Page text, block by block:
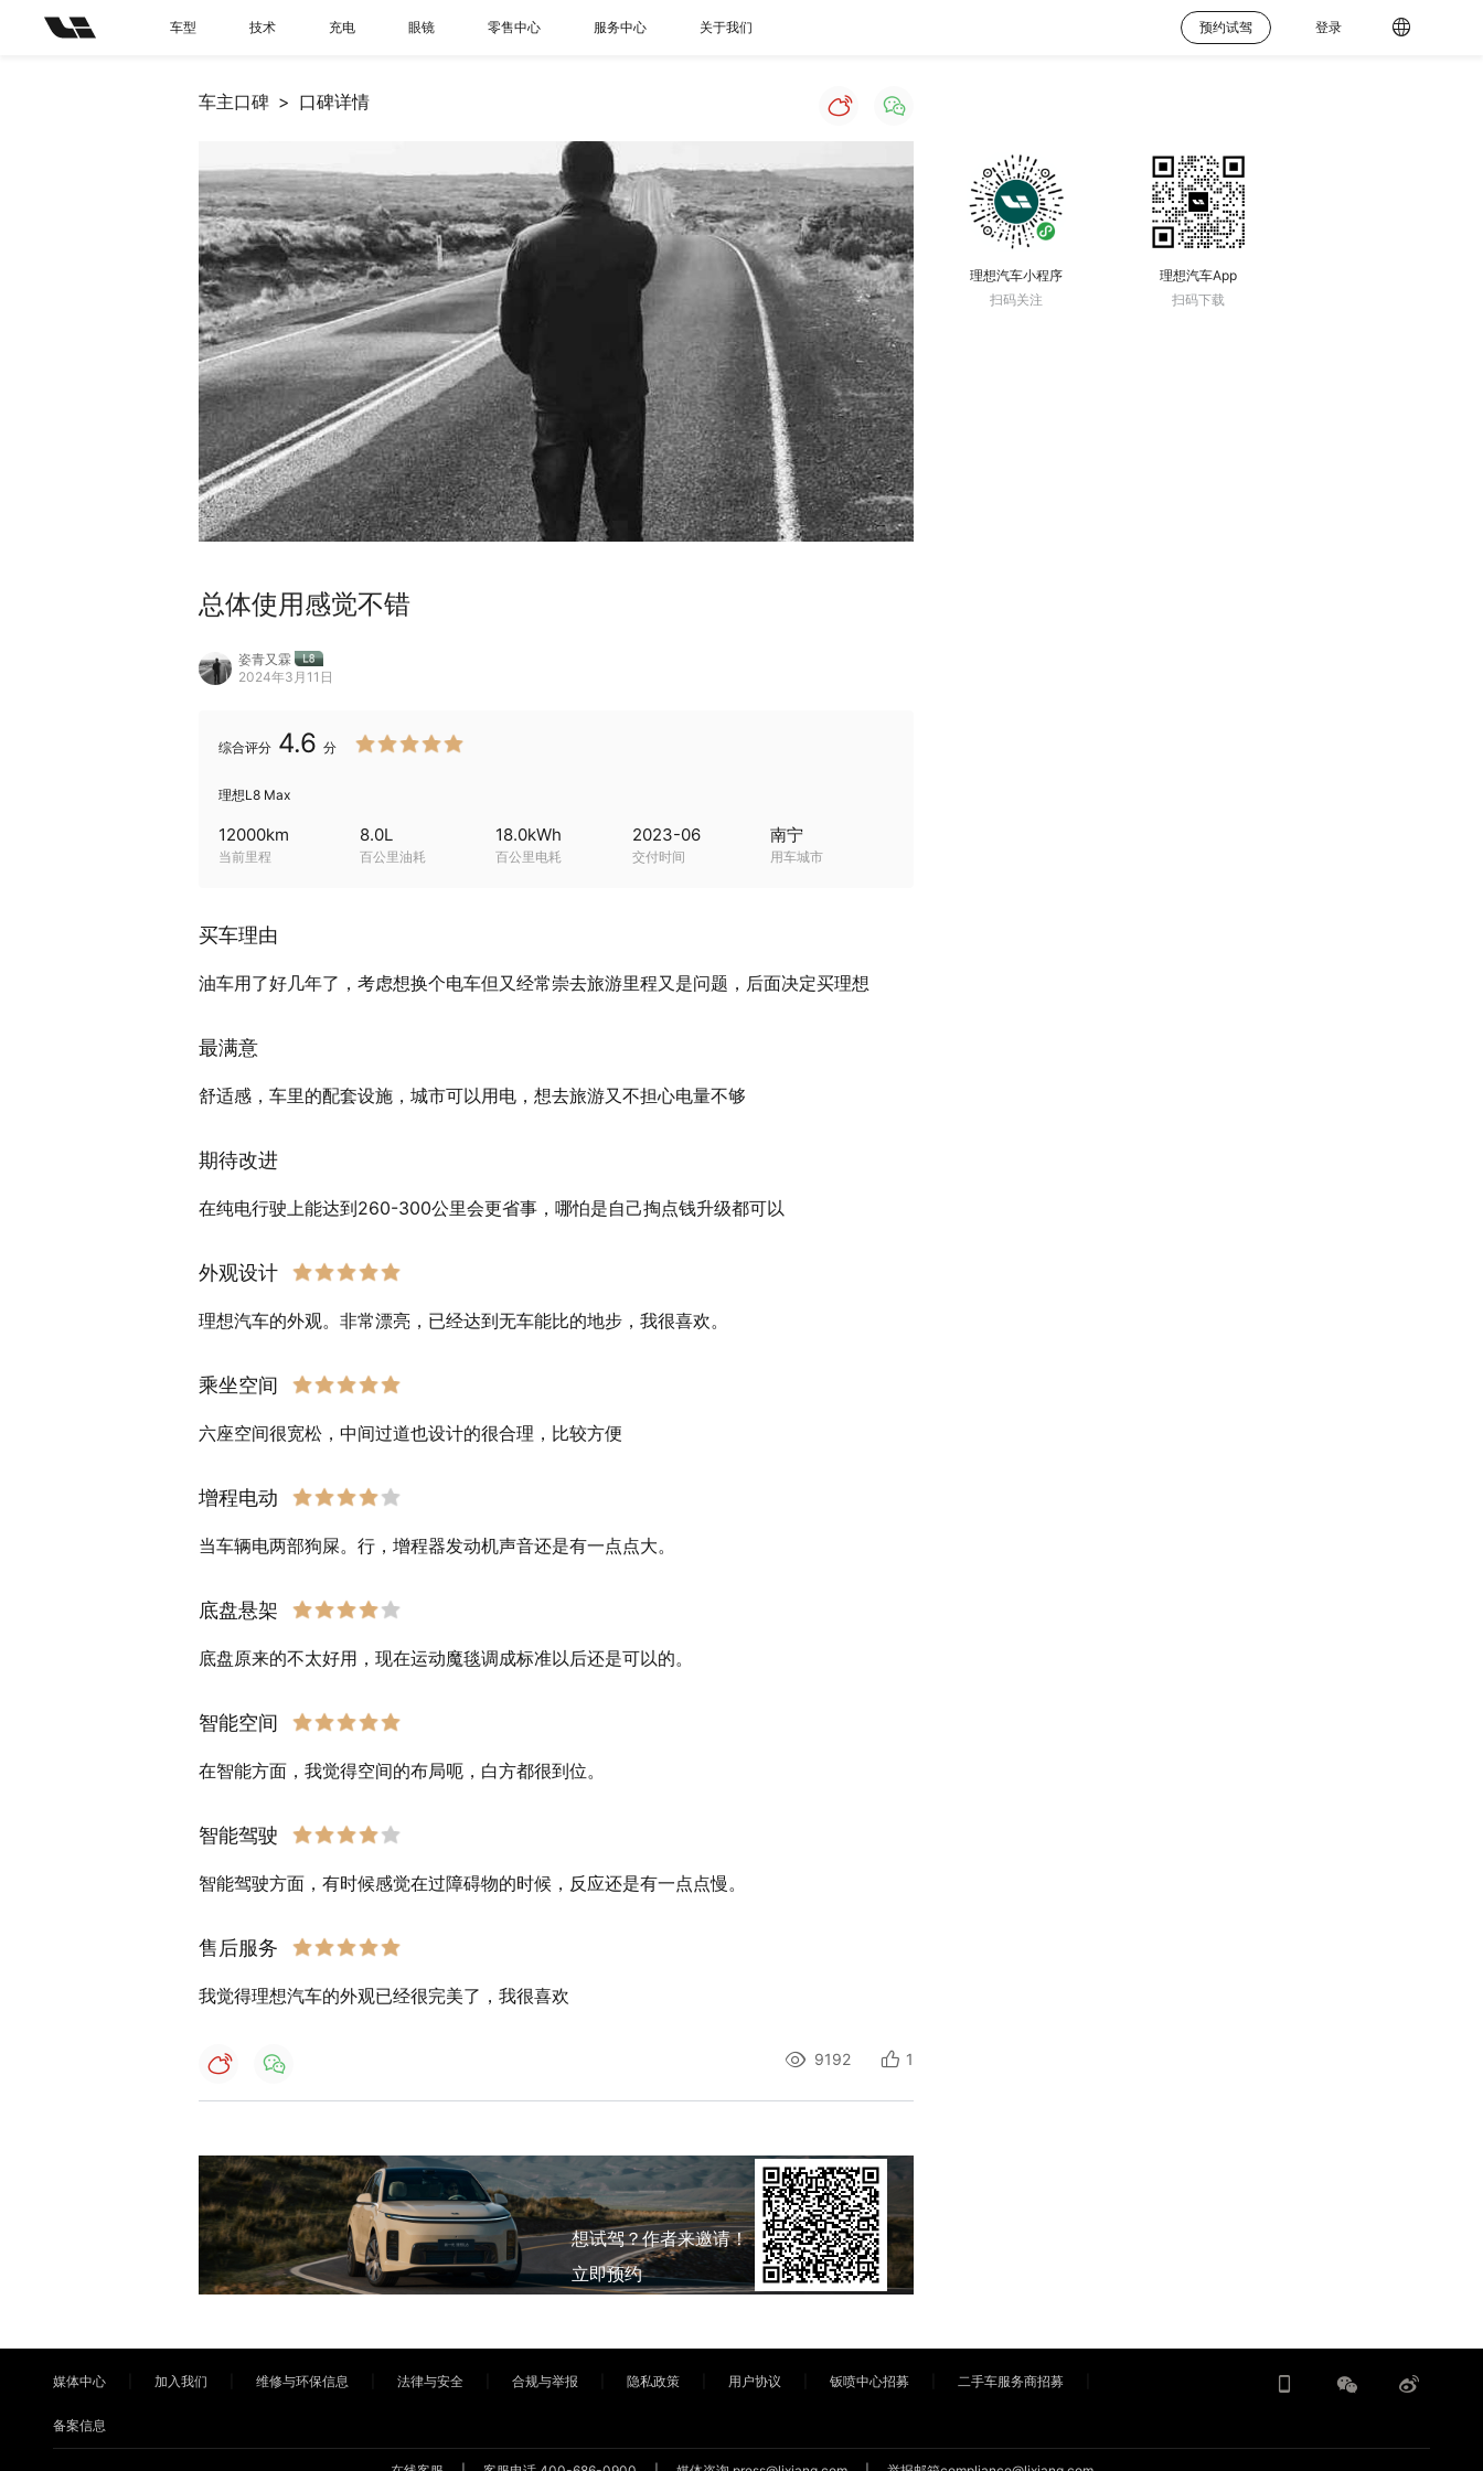
车型 技术 充电 眼镜 零售中心 服务中心 关于我们 预约试驾 登录
车主口碑 口碑详情
总体使用感觉不错
姿青又霖
2024年3月11日
综合评分 4.6 分
理想L8 Max
12000km
当前里程
8.0L
百公里油耗
18.0kWh
百公里电耗
2023-06
交付时间
南宁
用车城市
买车理由
油车用了好几年了，考虑想换个电车但又经常崇去旅游里程又是问题，后面决定买理想
最满意
舒适感，车里的配套设施，城市可以用电，想去旅游又不担心电量不够
期待改进
在纯电行驶上能达到260-300公里会更省事，哪怕是自己掏点钱升级都可以
外观设计
理想汽车的外观。非常漂亮，已经达到无车能比的地步，我很喜欢。
乘坐空间
六座空间很宽松，中间过道也设计的很合理，比较方便
增程电动
当车辆电两部狗屎。行，增程器发动机声音还是有一点点大。
底盘悬架
底盘原来的不太好用，现在运动魔毯调成标准以后还是可以的。
智能空间
在智能方面，我觉得空间的布局呃，白方都很到位。
智能驾驶
智能驾驶方面，有时候感觉在过障碍物的时候，反应还是有一点点慢。
售后服务
我觉得理想汽车的外观已经很完美了，我很喜欢
9192 1
想试驾？作者来邀请！
立即预约
理想汽车小程序
扫码关注
理想汽车App
扫码下载
媒体中心 加入我们 维修与环保信息 法律与安全 合规与举报 隐私政策 用户协议 钣喷中心招募 二手车服务商招募
备案信息